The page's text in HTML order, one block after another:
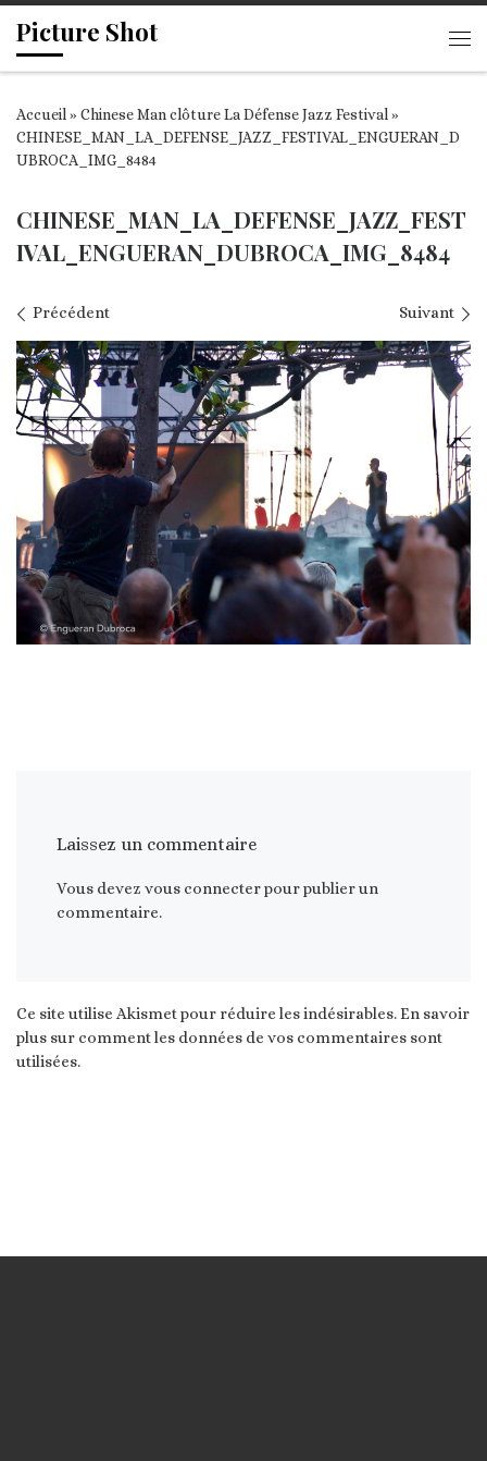
Passer au contenu
Picture Shot
Accueil» Chinese Man clôture La Défense Jazz Festival»
CHINESE_MAN_LA_DEFENSE_JAZZ_FESTIVAL_ENGUERAN_D
UBROCA_IMG_8484
CHINESE_MAN_LA_DEFENSE_JAZZ_FEST
IVAL_ENGUERAN_DUBROCA_IMG_8484
Navigation des images
Précédent Suivant
Laissez un commentaire
Vous devez vous connecterpour publier un
commentaire.
Ce site utilise Akismet pour réduire les indésirables.En savoir
plus sur comment les données de vos commentaires sont
utilisées.